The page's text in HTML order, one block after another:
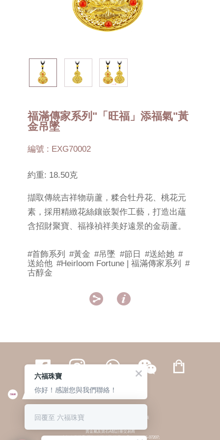
福滿傳家系列"「旺福」添福氣"黃
金吊墜
編號 : EXG70002
約重: 18.50克
擷取傳統吉祥物葫蘆，糅合牡丹花、桃花元
素，採用精緻花絲鑲嵌製作工藝，打造出蘊
含招財聚寶、福祿禎祥美好遠景的金葫蘆。
#首飾系列 #黃金 #吊墜 #節日 #送給她 #
送給他 #Heirloom Fortune | 福滿傳家系列
#
古醇金
 
繁體 | 簡体
© 六福集團 版權所有 不得轉載 私隱政策
貴金屬及寶石A類註冊交易商
(六福企業禮品(國際)有限公司-註冊號碼:A-B-24-05-07207;
六福珠寶
你好！感謝您與我們聯絡！
回覆至 六福珠寶